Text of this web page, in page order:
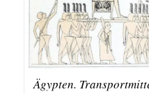
Ägypten.